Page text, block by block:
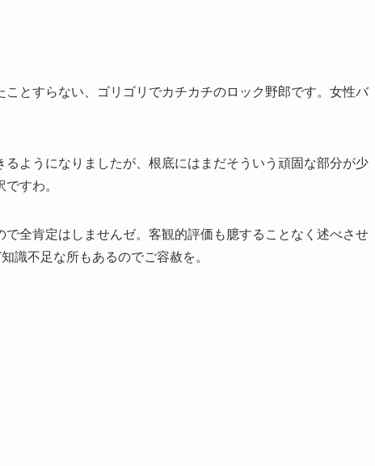
とすらない、ゴリゴリでカチカチのロック野郎です。女性バ
ようになりましたが、根底にはまだそういう頑固な部分が少
すわ。
全肯定はしませんゼ。客観的評価も臆することなく述べさせ
識不足な所もあるのでご容赦を。